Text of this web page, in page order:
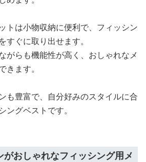
トは小物収納に便利で、フィッシン
すぐに取り出せます。
がらも機能性が高く、おしゃれなメ
きます。
も豊富で、自分好みのスタイルに合
ングベストです。
がおしゃれなフィッシング用メ